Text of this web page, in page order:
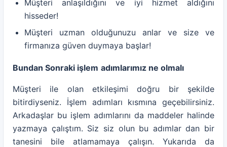
Müşteri anlaşıldığını ve iyi hizmet aldığını
hisseder!
Müşteri uzman olduğunuzu anlar ve size ve
firmanıza güven duymaya başlar!
Bundan Sonraki işlem adımlarımız ne olmalı
Müşteri ile olan etkileşimi doğru bir şekilde
bitirdiyseniz. İşlem adımları kısmına geçebilirsiniz.
Arkadaşlar bu işlem adımlarını da maddeler halinde
yazmaya çalıştım. Siz siz olun bu adımlar dan bir
tanesini bile atlamamaya çalışın. Yukarıda da